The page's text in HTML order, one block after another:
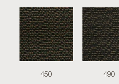
450 490